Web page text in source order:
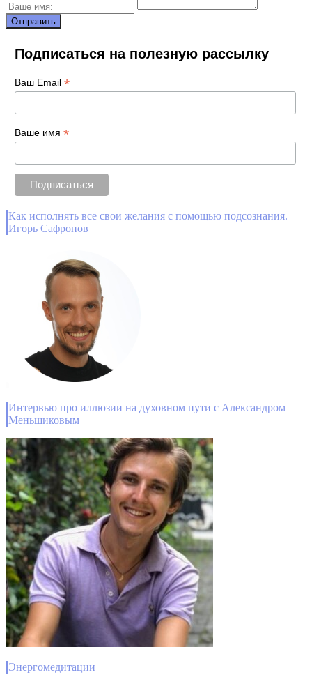
Подписаться на полезную рассылку
Ваш Email *
Ваше имя *
Как исполнять все свои желания с помощью подсознания.
Игорь Сафронов
Интервью про иллюзии на духовном пути с Александром
Меньшиковым
Энергомедитации